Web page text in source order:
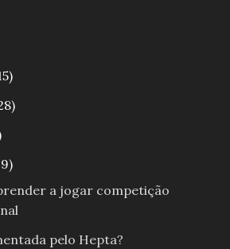
a jogar competição
pelo Hepta?